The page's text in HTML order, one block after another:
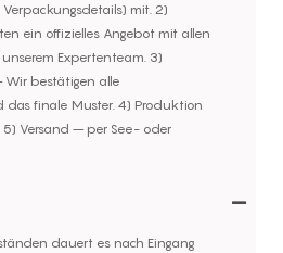
mit. 2)
ein offizielles Angebot mit allen
Expertenteam. 3)
Wir bestätigen alle
das finale Muster. 4) Produktion
Versand – per See- oder
dauert es nach Eingang